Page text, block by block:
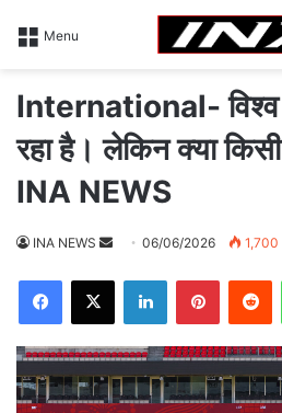
Menu
International-
रहा है। लेकिन क्या
INA NEWS
INA NEWS
d
a
n
e
06/06/2026 1,700